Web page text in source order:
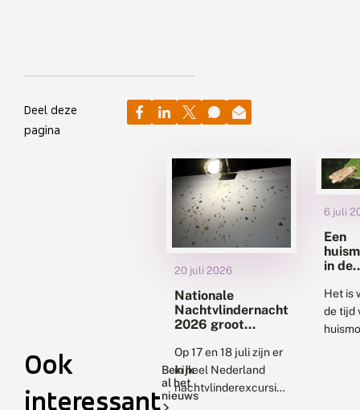
Deel deze
pagina
Ook
interessant
Bekijk
al het
nieuws
20 juli 2026
Nationale
Nachtvlindernacht
2026 groot
Op 17 en 18 juli zijn er
in heel Nederland
nachtvlinderexcursies
6 juli
Een
in de
Het is
de tijd